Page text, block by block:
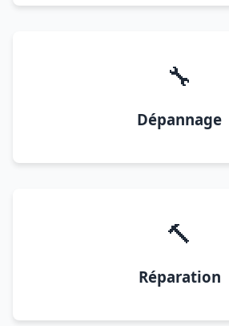
🔧
Dépannage
🔨
Réparation